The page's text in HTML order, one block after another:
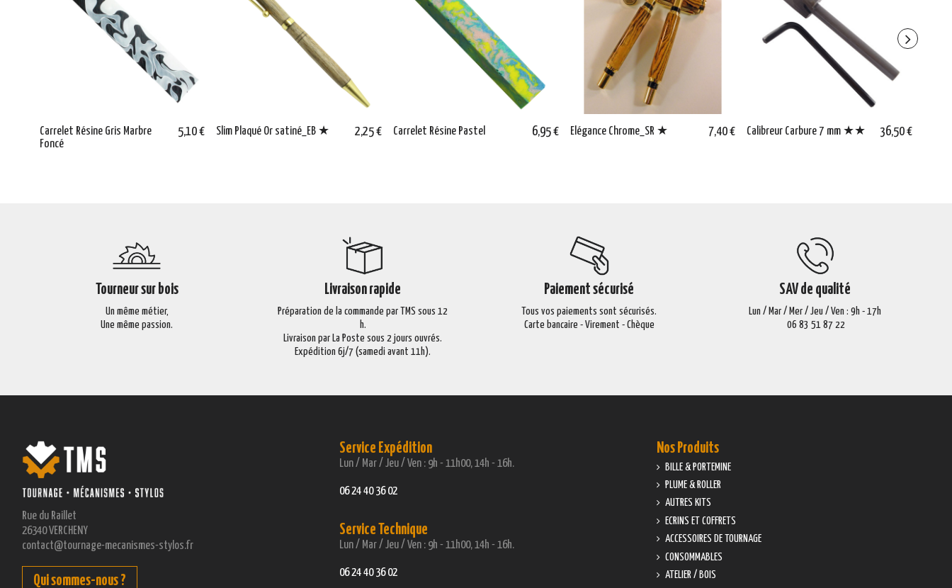
Carrelet Résine Gris Marbre
Foncé
5,10 € Slim Plaqué Or satiné_EB ★ 2,25 € Carrelet Résine Pastel 6,95 € Elégance Chrome_SR ★ 7,40 € Calibreur Carbure 7 mm ★★ 36,50 €
Tourneur sur bois
Un même métier,
Une même passion.
Livraison rapide
Préparation de la commande par TMS sous 12
h.
Livraison par La Poste sous 2 jours ouvrés.
Expédition 6j/7 (samedi avant 11h).
Paiement sécurisé
Tous vos paiements sont sécurisés.
Carte bancaire - Virement - Chèque
SAV de qualité
Lun / Mar / Mer / Jeu / Ven : 9h - 17h
06 83 51 87 22
Rue du Raillet
26340 VERCHENY
contact@tournage-mecanismes-stylos.fr
Qui sommes-nous ?
Service Expédition
Lun / Mar / Jeu / Ven : 9h - 11h00, 14h - 16h.
06 24 40 36 02
Service Technique
Lun / Mar / Jeu / Ven : 9h - 11h00, 14h - 16h.
06 24 40 36 02
Nos Produits
BILLE & PORTEMINE
PLUME & ROLLER
AUTRES KITS
ECRINS ET COFFRETS
ACCESSOIRES DE TOURNAGE
CONSOMMABLES
ATELIER / BOIS